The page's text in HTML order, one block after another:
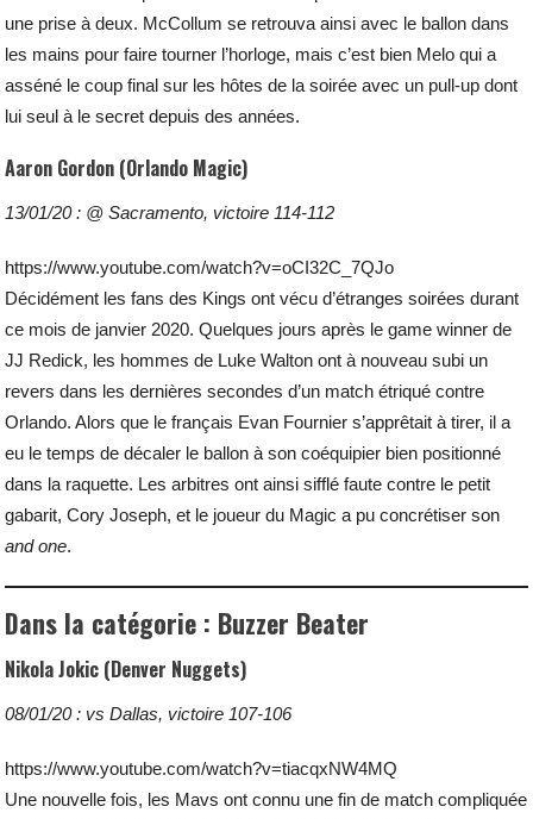
une prise à deux. McCollum se retrouva ainsi avec le ballon dans
les mains pour faire tourner l’horloge, mais c’est bien Melo qui a
asséné le coup final sur les hôtes de la soirée avec un pull-up dont
lui seul à le secret depuis des années.
Aaron Gordon (Orlando Magic)
13/01/20 : @ Sacramento, victoire 114-112
https://www.youtube.com/watch?v=oCI32C_7QJo
Décidément les fans des Kings ont vécu d’étranges soirées durant
ce mois de janvier 2020. Quelques jours après le game winner de
JJ Redick, les hommes de Luke Walton ont à nouveau subi un
revers dans les dernières secondes d’un match étriqué contre
Orlando. Alors que le français Evan Fournier s’apprêtait à tirer, il a
eu le temps de décaler le ballon à son coéquipier bien positionné
dans la raquette. Les arbitres ont ainsi sifflé faute contre le petit
gabarit, Cory Joseph, et le joueur du Magic a pu concrétiser son
and one.
Dans la catégorie : Buzzer Beater
Nikola Jokic (Denver Nuggets)
08/01/20 : vs Dallas, victoire 107-106
https://www.youtube.com/watch?v=tiacqxNW4MQ
Une nouvelle fois, les Mavs ont connu une fin de match compliquée